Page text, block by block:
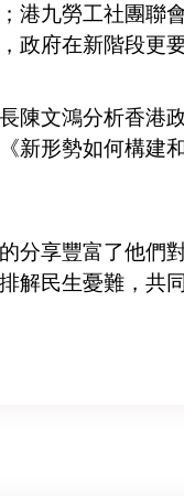
港九勞工社團聯
政府在新階段更
文鴻分析香港政
新形勢如何構建
享豐富了他們
解民生憂難，共